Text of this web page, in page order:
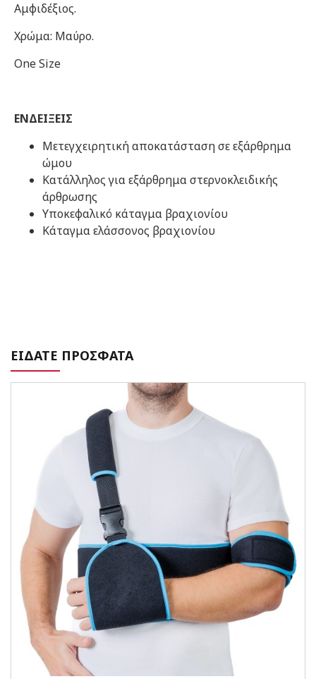
Αμφιδέξιος.
Χρώμα: Mαύρο.
Οne Size
ΕΝΔΕΙΞΕΙΣ
Μετεγχειρητική αποκατάσταση σε εξάρθρημα
ώμου
Κατάλληλος για εξάρθρημα στερνοκλειδικής
άρθρωσης
Υποκεφαλικό κάταγμα βραχιονίου
Κάταγμα ελάσσονος βραχιονίου
ΕΙΔΑΤΕ ΠΡΟΣΦΑΤΑ